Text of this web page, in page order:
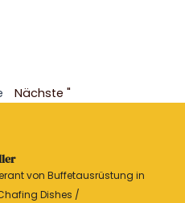
Nächste "
von Buffetausrüstung in
Dishes /